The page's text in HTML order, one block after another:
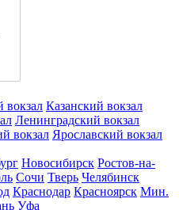
вокзал Казанский вокзал
Ленинградский вокзал
вокзал Ярославский вокзал
Новосибирск Ростов-на-
Сочи Тверь Челябинск
Краснодар Красноярск Мин.
Уфа